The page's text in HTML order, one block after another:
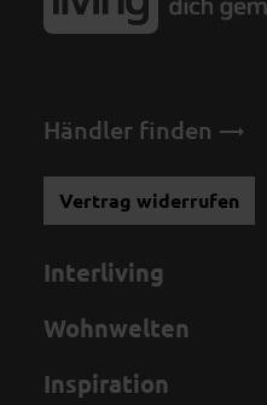
Händler finden
Vertrag widerrufen
Interliving
Wohnwelten
Inspiration